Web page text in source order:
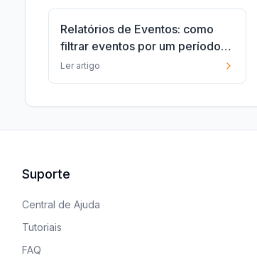
Relatórios de Eventos: como
filtrar eventos por um período
específico
Ler artigo
Suporte
Central de Ajuda
Tutoriais
FAQ